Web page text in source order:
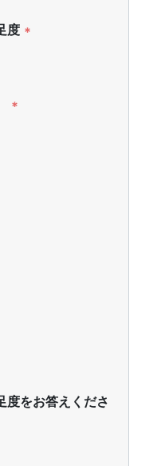
度 *
*
度をお答えくださ